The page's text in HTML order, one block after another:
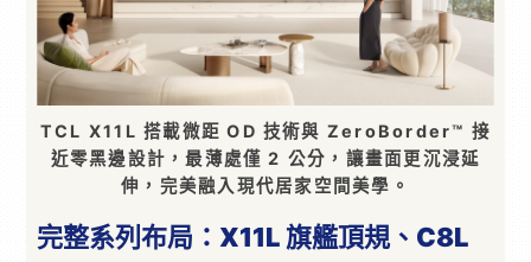
TCL X11L 搭載微距 OD 技術與 ZeroBorder™ 接
近零黑邊設計，最薄處僅 2 公分，讓畫面更沉浸延
伸，完美融入現代居家空間美學。
完整系列布局： X11L旗艦頂規、 C8L